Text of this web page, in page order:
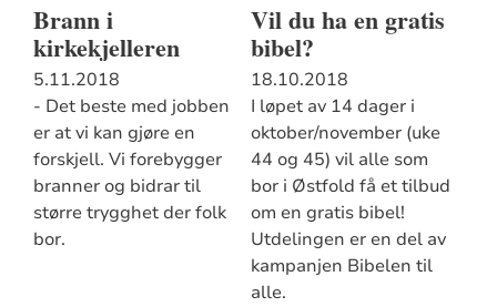
Brann i
kirkekjelleren
5.11.2018
- Det beste med jobben
er at vi kan gjøre en
forskjell. Vi forebygger
branner og bidrar til
større trygghet der folk
bor.
Vil du ha en gratis
bibel?
18.10.2018
I løpet av 14 dager i
oktober/november (uke
44 og 45) vil alle som
bor i Østfold få et tilbud
om en gratis bibel!
Utdelingen er en del av
kampanjen Bibelen til
alle.